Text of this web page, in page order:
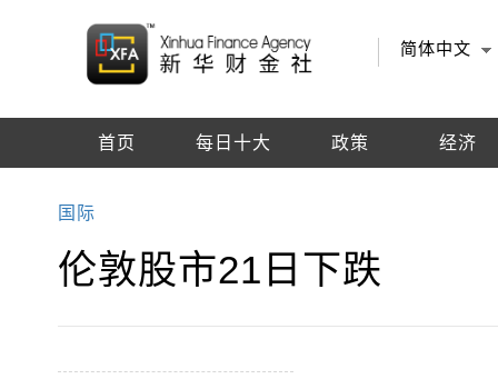
简体中文
首页 每日十大 政策 经济
国际
伦敦股市21日下跌